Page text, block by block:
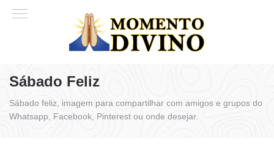
Sábado Feliz
Sábado feliz, imagem para compartilhar com amigos e grupos do
Whatsapp, Facebook, Pinterest ou onde desejar.